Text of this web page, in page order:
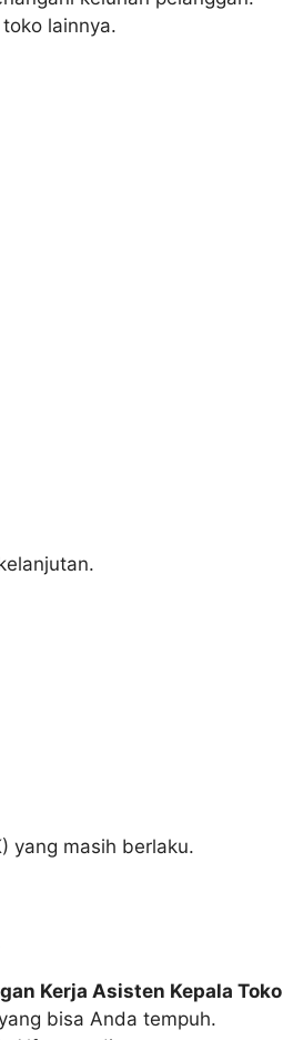
lainnya.
yang masih berlaku.
Kerja Asisten Kepala Toko
bisa Anda tempuh.